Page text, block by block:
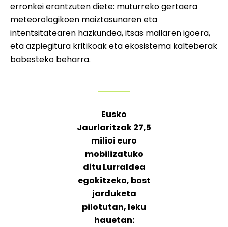
erronkei erantzuten diete: muturreko gertaera
meteorologikoen maiztasunaren eta
intentsitatearen hazkundea, itsas mailaren igoera,
eta azpiegitura kritikoak eta ekosistema kalteberak
babesteko beharra.
Eusko
Jaurlaritzak 27,5
milioi euro
mobilizatuko
ditu Lurraldea
egokitzeko, bost
jarduketa
pilotutan, leku
hauetan: